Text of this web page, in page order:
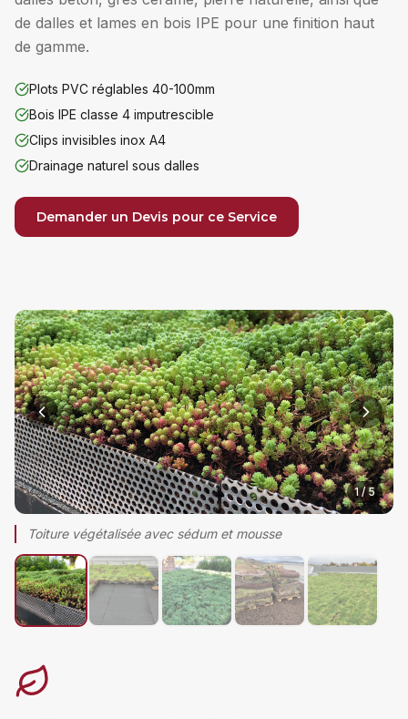
de dalles et lames en bois IPE pour une finition haut
de gamme.
Plots PVC réglables 40-100mm
Bois IPE classe 4 imputrescible
Clips invisibles inox A4
Drainage naturel sous dalles
Demander un Devis pour ce Service
1/5
Toiture végétalisée avec sédum et mousse